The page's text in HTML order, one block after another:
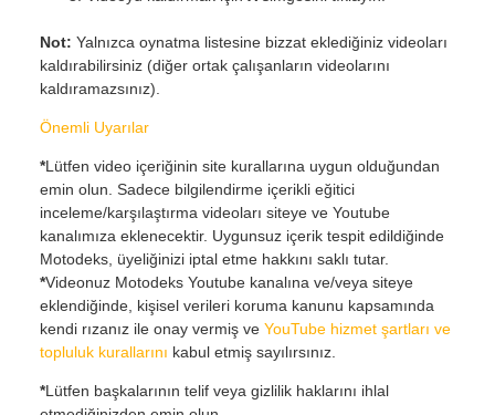
Not: Yalnızca oynatma listesine bizzat eklediğiniz videoları
kaldırabilirsiniz (diğer ortak çalışanların videolarını
kaldıramazsınız).
Önemli Uyarılar
*Lütfen video içeriğinin site kurallarına uygun olduğundan
emin olun. Sadece bilgilendirme içerikli eğitici
inceleme/karşılaştırma videoları siteye ve Youtube
kanalımıza eklenecektir. Uygunsuz içerik tespit edildiğinde
Motodeks, üyeliğinizi iptal etme hakkını saklı tutar.
*Videonuz Motodeks Youtube kanalına ve/veya siteye
eklendiğinde, kişisel verileri koruma kanunu kapsamında
kendi rızanız ile onay vermiş ve YouTube hizmet şartları ve
topluluk kurallarını kabul etmiş sayılırsınız.
*Lütfen başkalarının telif veya gizlilik haklarını ihlal